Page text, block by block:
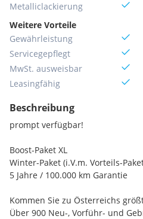
Metallic­lackierung
Weitere Vorteile
Gewährleistung
Servicegepflegt
MwSt. ausweisbar
Leasingfähig
Beschreibung
prompt verfügbar!
Boost-Paket XL
Winter-Paket (i.V.m. Vorteils-
5 Jahre / 100.000 km Garantie
Kommen Sie zu Österreichs
Über 900 Neu-, Vorführ- und